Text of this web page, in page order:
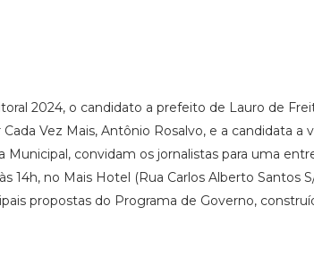
2024, o candidato a prefeito de Lauro de
Vez Mais, Antônio Rosalvo, e a candidata a
convidam os jornalistas para uma
14h, no Mais Hotel (Rua Carlos Alberto Santos
propostas do Programa de Governo,